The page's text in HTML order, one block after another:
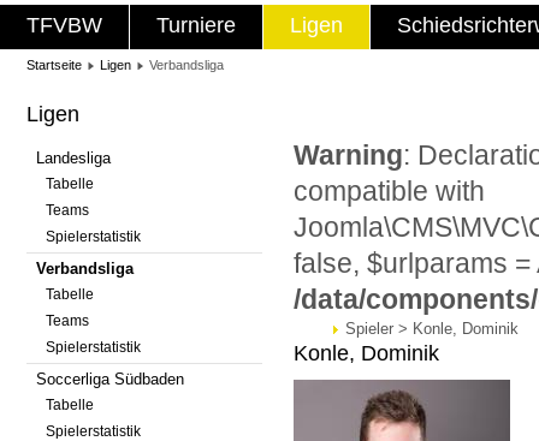
TFVBW Turniere Ligen
Startseite Ligen Verbandsliga
Ligen
Landesliga
Tabelle
Teams
Spielerstatistik
Verbandsliga
Tabelle
Teams
Spielerstatistik
Soccerliga Südbaden
Tabelle
Spielerstatistik
Warning:
compatible with
false, $urlparams =
/data/
Spieler > Konle, Dominik
Konle, Dominik